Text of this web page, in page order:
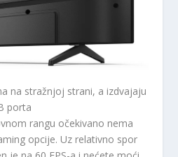
na stražnjoj strani, a izdvajaju
porta
rangu očekivano nema
opcije. Uz relativno spor